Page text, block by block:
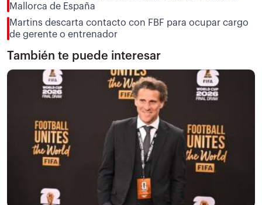
Mallorca de España
Martins descarta contacto con FBF para ocupar cargo
de gerente o entrenador
También te puede interesar